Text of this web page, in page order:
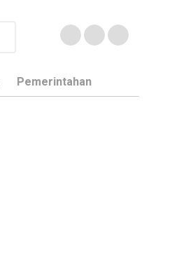
Pemerintahan